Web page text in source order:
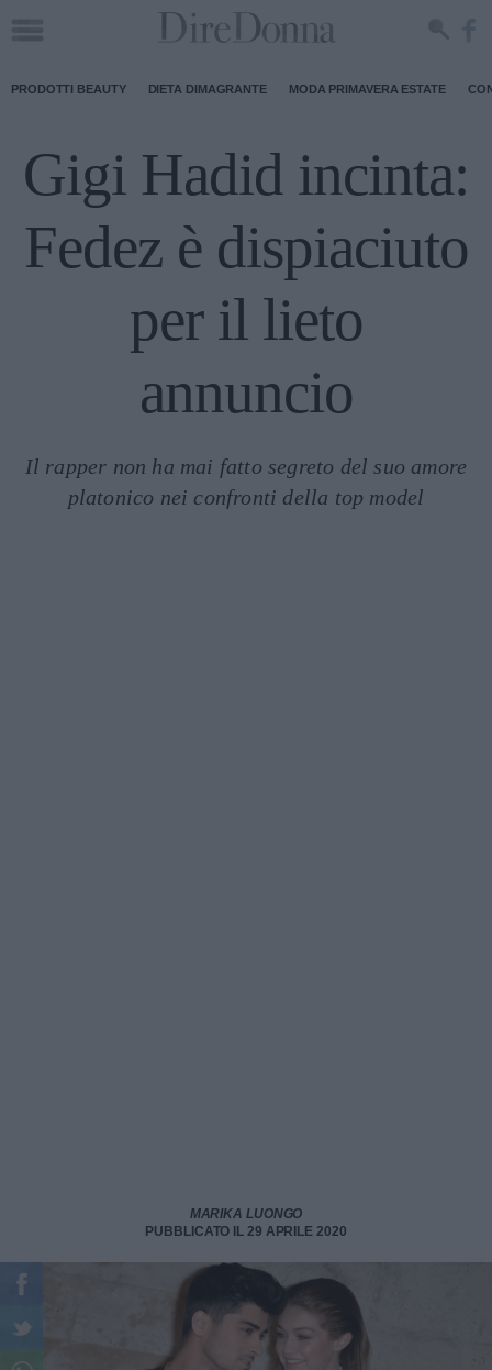
PRODOTTI BEAUTY DIETA DIMAGRANTE MODA PRIMAVERA ESTATE
Gigi Hadid incinta:
Fedez è dispiaciuto
per il lieto
annuncio
Il rapper non ha mai fatto segreto del suo amore
platonico nei confronti della top model
MARIKA LUONGO
PUBBLICATO IL 29 APRILE 2020